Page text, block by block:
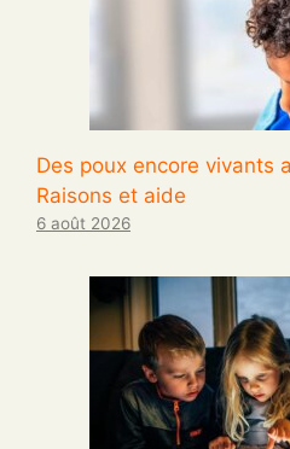
Des poux encore vivants
Raisons et aide
6 août 2026